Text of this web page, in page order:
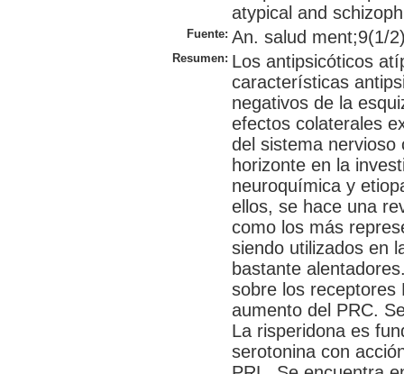
atypical and
Fuente: An. salud ment;9(1/
Resumen: Los antipsicóticos
características
negativos de la
efectos colaterales
del sistema nervioso
horizonte en la
neuroquímica y
ellos, se hace una
como los más
siendo utilizados en
bastante
sobre los receptores
aumento del PRC.
La risperidona es
serotonina con